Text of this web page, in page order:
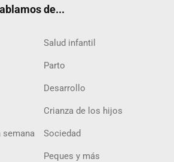
de...
Salud infantil
Parto
Desarrollo
Crianza de los hijos
semana Sociedad
Peques y más